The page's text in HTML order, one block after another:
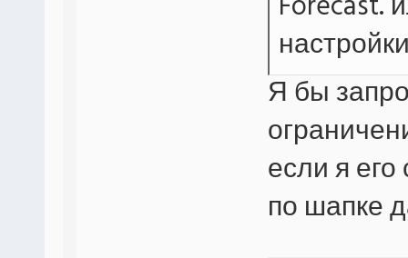
Я бы
если я
по шапке